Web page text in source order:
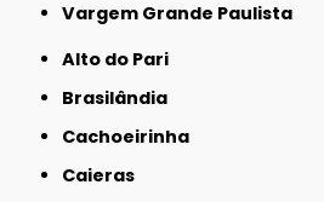
Vargem Grande Paulista
Alto do Pari
Brasilândia
Cachoeirinha
Caieras